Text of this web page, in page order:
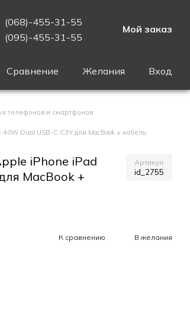
(068)-455-31-55
(095)-455-31-55
Мой заказ
Сравнение Желания Вход
телефонов и смартфонов
40W Dual USB-C СЗУ для MacBook + кабель
iPhone iPad
MacBook +
Артикул
id_2755
К сравнению В желания